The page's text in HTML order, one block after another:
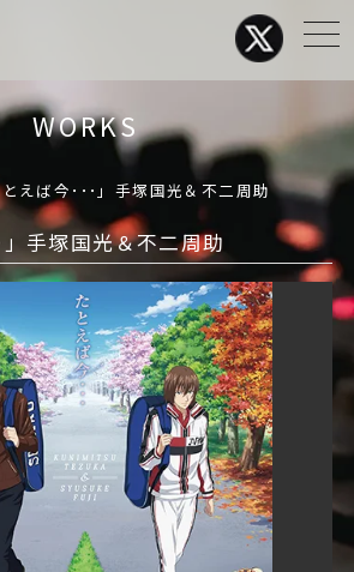
メ
ニ
WORKS
えば今･･･」手塚国光＆不二周助
」手塚国光＆不二周助